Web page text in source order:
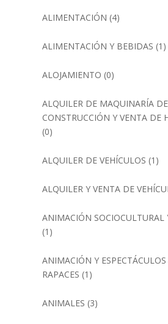
ALIMENTACIÓN (4)
ALIMENTACIÓN Y BEBIDAS (1)
ALOJAMIENTO (0)
ALQUILER DE MAQUINARÍA DE
CONSTRUCCIÓN Y VENTA DE
(0)
ALQUILER DE VEHÍCULOS (1)
ALQUILER Y VENTA DE
ANIMACIÓN SOCIOCULTURAL
(1)
ANIMACIÓN Y ESPECTÁCULOS
RAPACES (1)
ANIMALES (3)